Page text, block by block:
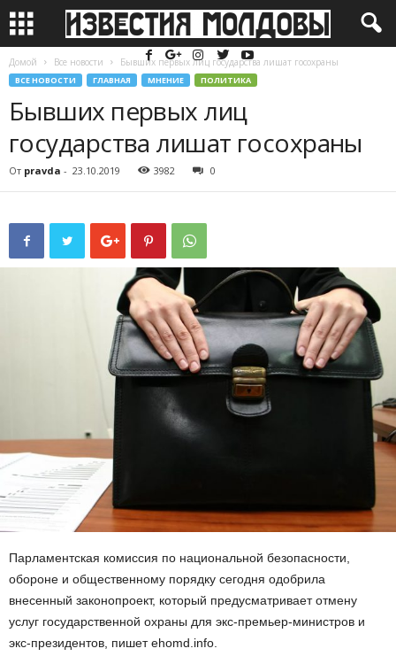
Домой Все новости Бывших первых лиц государства лишат госохраны
ВСЕ НОВОСТИ ГЛАВНАЯ МНЕНИЕ ПОЛИТИКА
Бывших первых лиц
государства лишат госохраны
От pravda - 23.10.2019 3982 0
Парламентская комиссия по национальной безопасности,
обороне и общественному порядку сегодня одобрила
внесенный законопроект, который предусматривает отмену
услуг государственной охраны для экс-премьер-министров и
экс-президентов, пишет ehomd.info.